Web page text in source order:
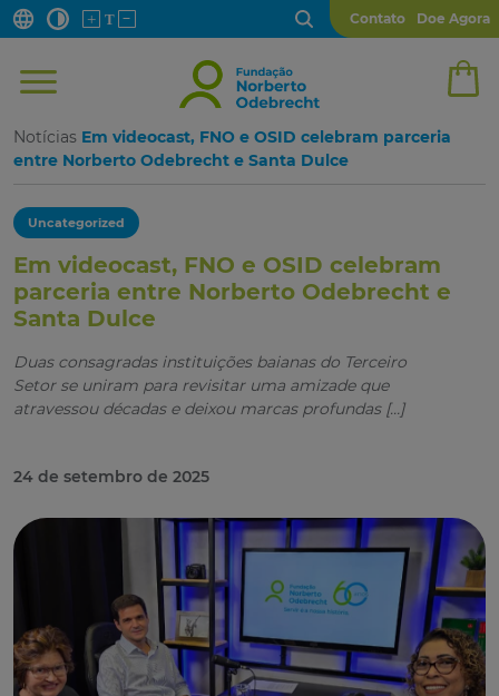
Contato Doe Agora
Notícias Em videocast, FNO e OSID celebram parceria
entre Norberto Odebrecht e Santa Dulce
Uncategorized
Em videocast, FNO e OSID celebram
parceria entre Norberto Odebrecht e
Santa Dulce
Duas consagradas instituições baianas do Terceiro
Setor se uniram para revisitar uma amizade que
atravessou décadas e deixou marcas profundas […]
24 de setembro de 2025